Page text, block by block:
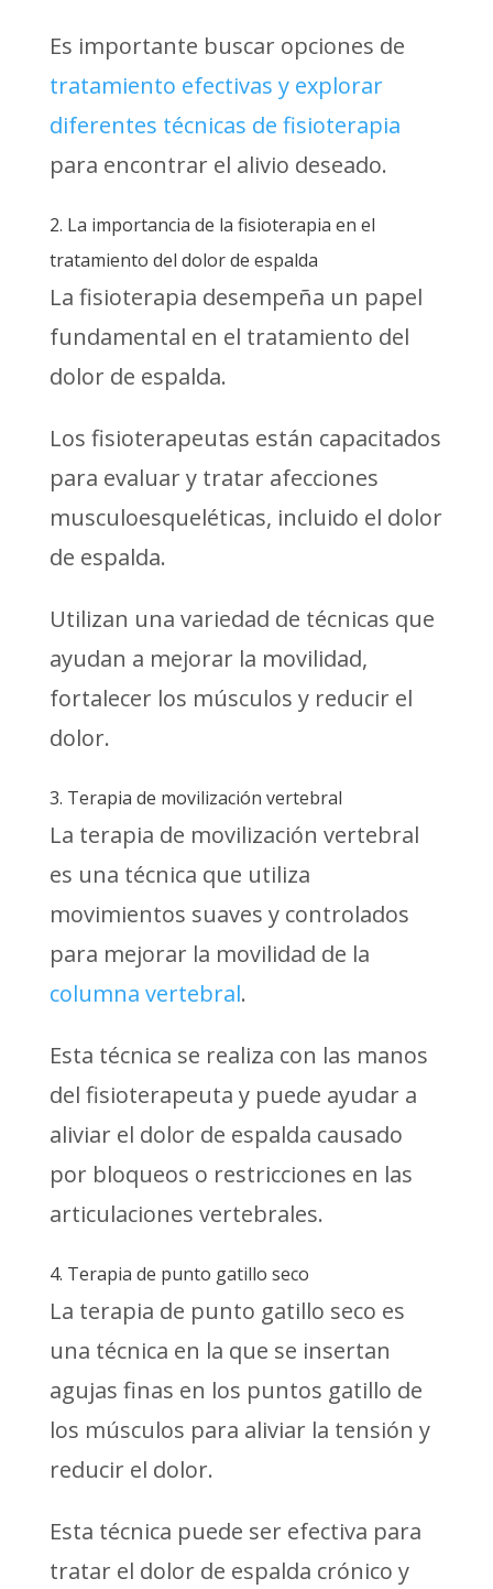
Es importante buscar opciones de
tratamiento efectivas y explorar
diferentes técnicas de fisioterapia
para encontrar el alivio deseado.
2. La importancia de la fisioterapia en el
tratamiento del dolor de espalda
La fisioterapia desempeña un papel
fundamental en el tratamiento del
dolor de espalda.
Los fisioterapeutas están capacitados
para evaluar y tratar afecciones
musculoesqueléticas, incluido el dolor
de espalda.
Utilizan una variedad de técnicas que
ayudan a mejorar la movilidad,
fortalecer los músculos y reducir el
dolor.
3. Terapia de movilización vertebral
La terapia de movilización vertebral
es una técnica que utiliza
movimientos suaves y controlados
para mejorar la movilidad de la
columna vertebral.
Esta técnica se realiza con las manos
del fisioterapeuta y puede ayudar a
aliviar el dolor de espalda causado
por bloqueos o restricciones en las
articulaciones vertebrales.
4. Terapia de punto gatillo seco
La terapia de punto gatillo seco es
una técnica en la que se insertan
agujas finas en los puntos gatillo de
los músculos para aliviar la tensión y
reducir el dolor.
Esta técnica puede ser efectiva para
tratar el dolor de espalda crónico y